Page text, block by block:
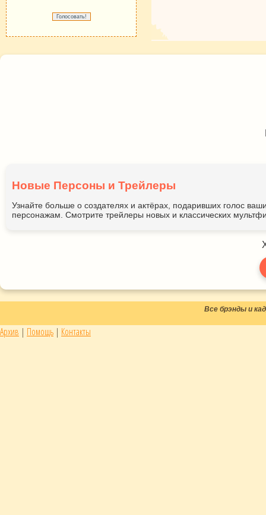
Новые Персоны и Трейлеры
Узнайте больше о создателях и актёрах, подаривших голос
персонажам. Смотрите трейлеры новых и классических
Все брэнды и
Архив | Помощь | Контакты